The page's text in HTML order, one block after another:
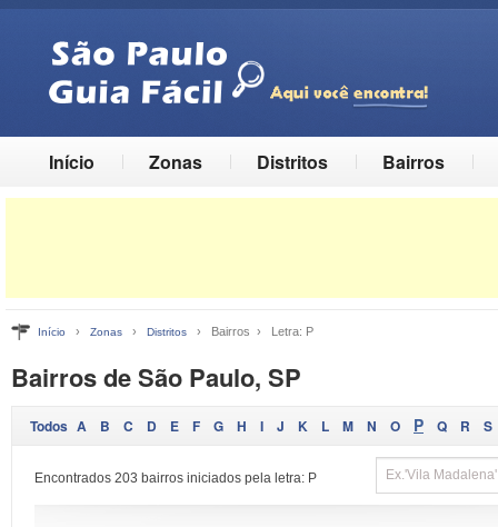
Início Zonas Distritos Bairros
Início › Zonas › Distritos › Bairros › Letra: P
Bairros de São Paulo, SP
Todos A B C D E F G H I J K L M N O P Q R S
Encontrados 203 bairros iniciados pela letra: P